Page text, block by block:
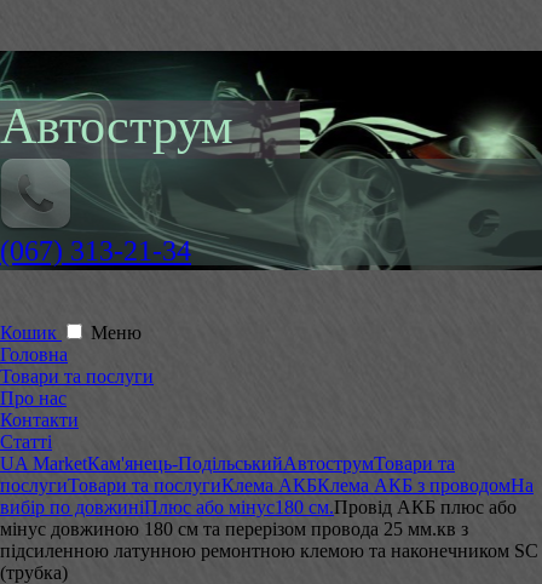
Автострум
(067) 313-21-34
Кошик
Меню
Головна
Товари та послуги
Про нас
Контакти
Статті
UA MarketКам'янець-ПодільськийАвтострумТовари та
послугиТовари та послугиКлема АКБКлема АКБ з проводомНа
вибір по довжиніПлюс або мінус180 см.Провід АКБ плюс або
мінус довжиною 180 см та перерізом провода 25 мм.кв з
підсиленною латунною ремонтною клемою та наконечником SC
(трубка)